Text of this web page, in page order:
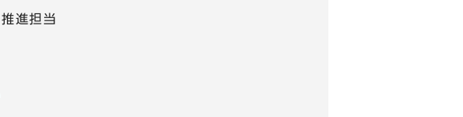
進担当